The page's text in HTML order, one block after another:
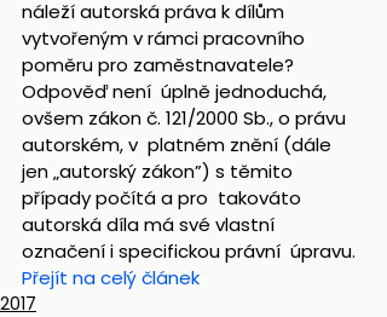
náleží autorská práva k dílům
vytvořeným v rámci pracovního
poměru pro zaměstnavatele?
Odpověď není  úplně jednoduchá,
ovšem zákon č. 121/2000 Sb., o právu
autorském, v  platném znění (dále
jen „autorský zákon”) s těmito
případy počítá a pro  takováto
autorská díla má své vlastní
označení i specifickou právní  úpravu.
Přejít na celý článek
2017